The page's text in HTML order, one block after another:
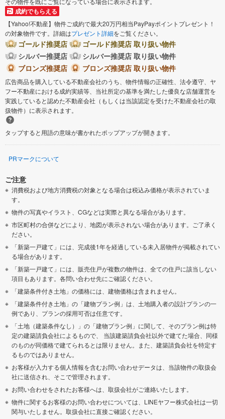
成約でもらえる
【Yahoo!不動産】物件ご成約で最大20万円相当PayPayポイントプレゼント！
の対象物件です。詳細はプレゼント詳細をご覧ください。
ゴールド推奨店
ゴールド推奨店 取り扱い物件
シルバー推奨店
シルバー推奨店 取り扱い物件
ブロンズ推奨店
ブロンズ推奨店 取り扱い物件
広告商品を購入している不動産会社のうち、物件情報の正確性、法令遵守、ヤ
フー不動産における成約実績等、当社所定の基準を満たした優良な店舗運営を
実践していると認めた不動産会社（もしくは当該認定を受けた不動産会社の取
扱物件）に表示されます。
タップすると用語の意味が書かれたポップアップが開きます。
PRマークについて
ご注意
消費税および地方消費税の対象となる場合は税込み価格が表示されていま
す。
物件の写真やイラスト、CGなどは実際と異なる場合があります。
市区町村の合併などにより、地図が表示されない場合があります。ご了承く
ださい。
「新築一戸建て」には、完成後1年を経過している未入居物件が掲載されてい
る場合があります。
「新築一戸建て」には、販売住戸が複数の物件は、全ての住戸に該当しない
項目もあります。各問い合わせ先にご確認ください。
「建築条件付き土地」の価格には、建物価格は含まれません。
「建築条件付き土地」の「建物プラン例」は、土地購入者の設計プランの一
例であり、プランの採用可否は任意です。
「土地（建築条件なし）」の「建物プラン例」に関して、そのプラン例は特
定の建築請負会社によるもので、 当該建築請負会社以外で建てた場合、同様
のものが同価格で建てられるとは限りません。また、建築請負会社を特定す
るものではありません。
お客様が入力する個人情報を含むお問い合わせデータは、当該物件の取扱会
社に送信され、そこで管理されます。
お問い合わせをされたお客様へは、取扱会社がご連絡いたします。
物件に関するお客様のお問い合わせについては、LINEヤフー株式会社は一切
関与いたしません。取扱会社に直接ご確認ください。